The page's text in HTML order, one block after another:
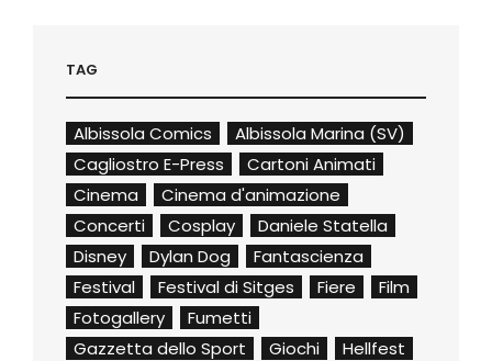
TAG
Albissola Comics
Albissola Marina (SV)
Cagliostro E-Press
Cartoni Animati
Cinema
Cinema d'animazione
Concerti
Cosplay
Daniele Statella
Disney
Dylan Dog
Fantascienza
Festival
Festival di Sitges Fiere
Film
Fotogallery
Fumetti
Gazzetta dello Sport
Giochi
Hellfest